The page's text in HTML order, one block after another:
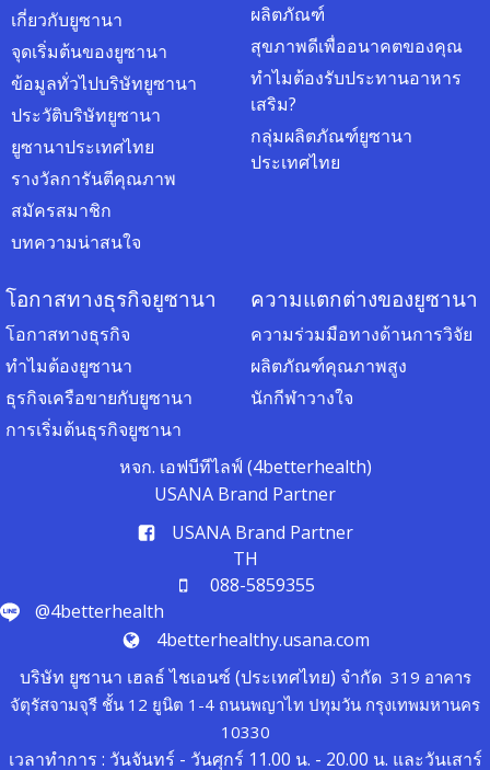
เกี่ยวกับยูซานา
จุดเริ่มต้นของยูซานา
ข้อมูลทั่วไปบริษัทยูซานา
ประวัติบริษัทยูซานา
ยูซานาประเทศไทย
รางวัลการันตีคุณภาพ
สมัครสมาชิก
บทความน่าสนใจ
ผลิตภัณฑ์
สุขภาพดีเพื่ออนาคตของคุณ
ทำไมต้องรับประทานอาหาร
เสริม?
กลุ่มผลิตภัณฑ์ยูซานา
ประเทศไทย
โอกาสทางธุรกิจยูซานา
โอกาสทางธุรกิจ
ทำไมต้องยูซานา
ธุรกิจเครือขายกับยูซานา
การเริ่มต้นธุรกิจยูซานา
ความแตกต่างของยูซานา
ความร่วมมือทางด้านการวิจัย
ผลิตภัณฑ์คุณภาพสูง
นักกีฬาวางใจ
หจก. เอฟบีทีไลฟ์ (4betterhealth)
USANA Brand Partner
USANA Brand Partner
TH
088-5859355
@4betterhealth
4betterhealthy.usana.com
บริษัท ยูซานา เฮลธ์ ไชเอนซ์ (ประเทศไทย) จำกัด 319 อาคาร
จัตุรัสจามจุรี ชั้น 12 ยูนิต 1-4 ถนนพญาไท ปทุมวัน กรุงเทพมหานคร
10330
เวลาทำการ : วันจันทร์ - วันศุกร์ 11.00 น. - 20.00 น. และวันเสาร์